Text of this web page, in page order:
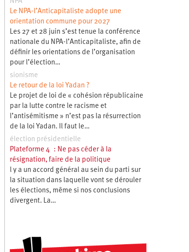
Le NPA-l’Anticapitaliste adopte une
orientation commune pour 2027
Les 27 et 28 juin s’est tenue la conférence
nationale du NPA-l’Anticapitaliste, afin de
définir les orientations de l’organisation
pour l’élection…
sionisme
Le retour de la loi Yadan ?
Le projet de loi de « cohésion républicaine
par la lutte contre le racisme et
l’antisémitisme » n’est pas la résurrection
de la loi Yadan. Il faut le…
élection présidentielle
Plateforme 4 : Ne pas céder à la
résignation, faire de la politique
l y a un accord général au sein du parti sur
la situation dans laquelle vont se dérouler
les élections, même si nos conclusions
divergent. La…